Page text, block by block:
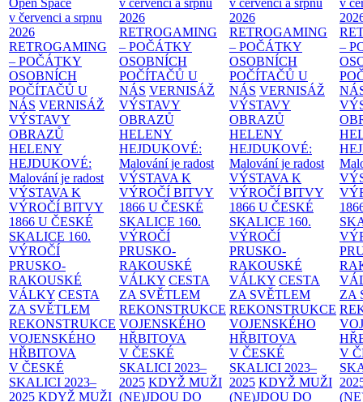
Open Space
v červenci a srpnu
2026
RETROGAMING
– POČÁTKY
OSOBNÍCH
POČÍTAČŮ U
NÁS VERNISÁŽ
VÝSTAVY
OBRAZŮ
HELENY
HEJDUKOVÉ:
Malování je radost
VÝSTAVA K
VÝROČÍ BITVY
1866 U ČESKÉ
SKALICE 160.
VÝROČÍ
PRUSKO-
RAKOUSKÉ
VÁLKY CESTA
ZA SVĚTLEM
REKONSTRUKCE
VOJENSKÉHO
HŘBITOVA
V ČESKÉ
SKALICI 2023–
2025 KDYŽ MUŽI
v červenci a srpnu
2026
RETROGAMING
– POČÁTKY
OSOBNÍCH
POČÍTAČŮ U
NÁS VERNISÁŽ
VÝSTAVY
OBRAZŮ
HELENY
HEJDUKOVÉ:
Malování je radost
VÝSTAVA K
VÝROČÍ BITVY
1866 U ČESKÉ
SKALICE 160.
VÝROČÍ
PRUSKO-
RAKOUSKÉ
VÁLKY CESTA
ZA SVĚTLEM
REKONSTRUKCE
VOJENSKÉHO
HŘBITOVA
V ČESKÉ
SKALICI 2023–
2025 KDYŽ MUŽI
(NE)JDOU DO
v červenci a srpnu
2026
RETROGAMING
– POČÁTKY
OSOBNÍCH
POČÍTAČŮ U
NÁS VERNISÁŽ
VÝSTAVY
OBRAZŮ
HELENY
HEJDUKOVÉ:
Malování je radost
VÝSTAVA K
VÝROČÍ BITVY
1866 U ČESKÉ
SKALICE 160.
VÝROČÍ
PRUSKO-
RAKOUSKÉ
VÁLKY CESTA
ZA SVĚTLEM
REKONSTRUKCE
VOJENSKÉHO
HŘBITOVA
V ČESKÉ
SKALICI 2023–
2025 KDYŽ MUŽI
(NE)JDOU DO
v
–
ZA
V